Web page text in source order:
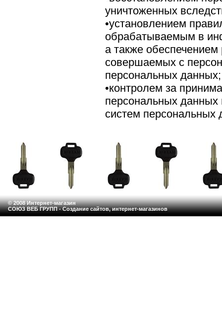
уничтоженных
•установлением
обрабатываемым в
а также обеспечением
совершаемых с
персональных данных;
•контролем за
персональных
систем персональных
© 2008 Интернет-магазин
СОЮЗ ВЕБ ГРУПП - Создание сайтов, интернет-магазинов